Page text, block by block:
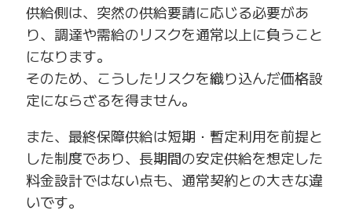
供給側は、突然の供給要請に応じる必要があ
り、調達や需給のリスクを通常以上に負うこと
になります。
そのため、こうしたリスクを織り込んだ価格設
定にならざるを得ません。
また、最終保障供給は短期・暫定利用を前提と
した制度であり、長期間の安定供給を想定した
料金設計ではない点も、通常契約との大きな違
いです。